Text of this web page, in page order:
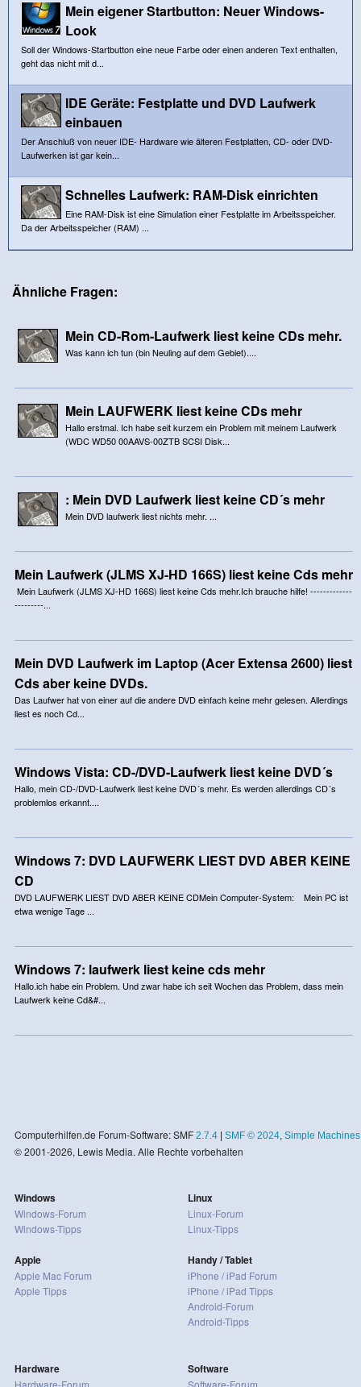
Mein eigener Startbutton: Neuer Windows-
Look
Soll der Windows-Startbutton eine neue Farbe oder einen anderen Text enthalten,
geht das nicht mit d...
IDE Geräte: Festplatte und DVD Laufwerk
einbauen
Der Anschluß von neuer IDE- Hardware wie älteren Festplatten, CD- oder DVD-
Laufwerken ist gar kein...
Schnelles Laufwerk: RAM-Disk einrichten
Eine RAM-Disk ist eine Simulation einer Festplatte im Arbeitsspeicher.
Da der Arbeitsspeicher (RAM) ...
Ähnliche Fragen:
Mein CD-Rom-Laufwerk liest keine CDs mehr.
Was kann ich tun (bin Neuling auf dem Gebiet)....
Mein LAUFWERK liest keine CDs mehr
Hallo erstmal. Ich habe seit kurzem ein Problem mit meinem Laufwerk
(WDC WD50 00AAVS-00ZTB SCSI Disk...
: Mein DVD Laufwerk liest keine CD´s mehr
Mein DVD laufwerk liest nichts mehr. ...
Mein Laufwerk (JLMS XJ-HD 166S) liest keine Cds mehr
Mein Laufwerk (JLMS XJ-HD 166S) liest keine Cds mehr.Ich brauche hilfe! -------------
---------...
Mein DVD Laufwerk im Laptop (Acer Extensa 2600) liest
Cds aber keine DVDs.
Das Laufwer hat von einer auf die andere DVD einfach keine mehr gelesen. Allerdings
liest es noch Cd...
Windows Vista: CD-/DVD-Laufwerk liest keine DVD´s
Hallo, mein CD-/DVD-Laufwerk liest keine DVD´s mehr. Es werden allerdings CD´s
problemlos erkannt....
Windows 7: DVD LAUFWERK LIEST DVD ABER KEINE
CD
DVD LAUFWERK LIEST DVD ABER KEINE CDMein Computer-System: Mein PC ist
etwa wenige Tage ...
Windows 7: laufwerk liest keine cds mehr
Hallo.ich habe ein Problem. Und zwar habe ich seit Wochen das Problem, dass mein
Laufwerk keine Cd&#...
Computerhilfen.de Forum-Software: SMF 2.7.4| SMF © 2024, Simple Machines
© 2001-2026, Lewis Media. Alle Rechte vorbehalten
Windows
Windows-Forum
Windows-Tipps
Apple
Apple Mac Forum
Apple Tipps
Linux
Linux-Forum
Linux-Tipps
Handy / Tablet
iPhone / iPad Forum
iPhone / iPad Tipps
Android-Forum
Android-Tipps
Hardware
Hardware-Forum
Software
Software-Forum